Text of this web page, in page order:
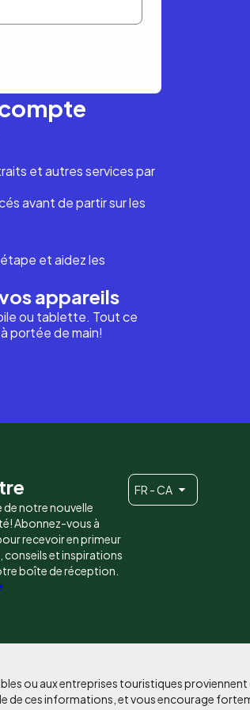
et autres services par
avant de partir sur les
et aidez les
appareils
ou tablette. Tout ce
portée de main!
de notre nouvelle
Abonnez-vous à
recevoir en primeur
conseils et inspirations
boîte de réception.
FR - CA
ou aux entreprises touristiques
de ces informations, et vous encourage